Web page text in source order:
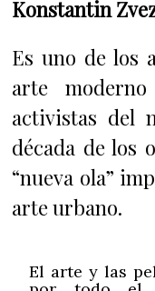
Konstantin
Es uno de los
arte
activistas del
década de los
“nueva ola”
arte urbano.
El arte y las